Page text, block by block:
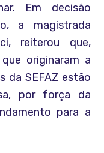
Em decisão
a magistrada
reiterou que,
originaram a
da SEFAZ estão
por força da
para a